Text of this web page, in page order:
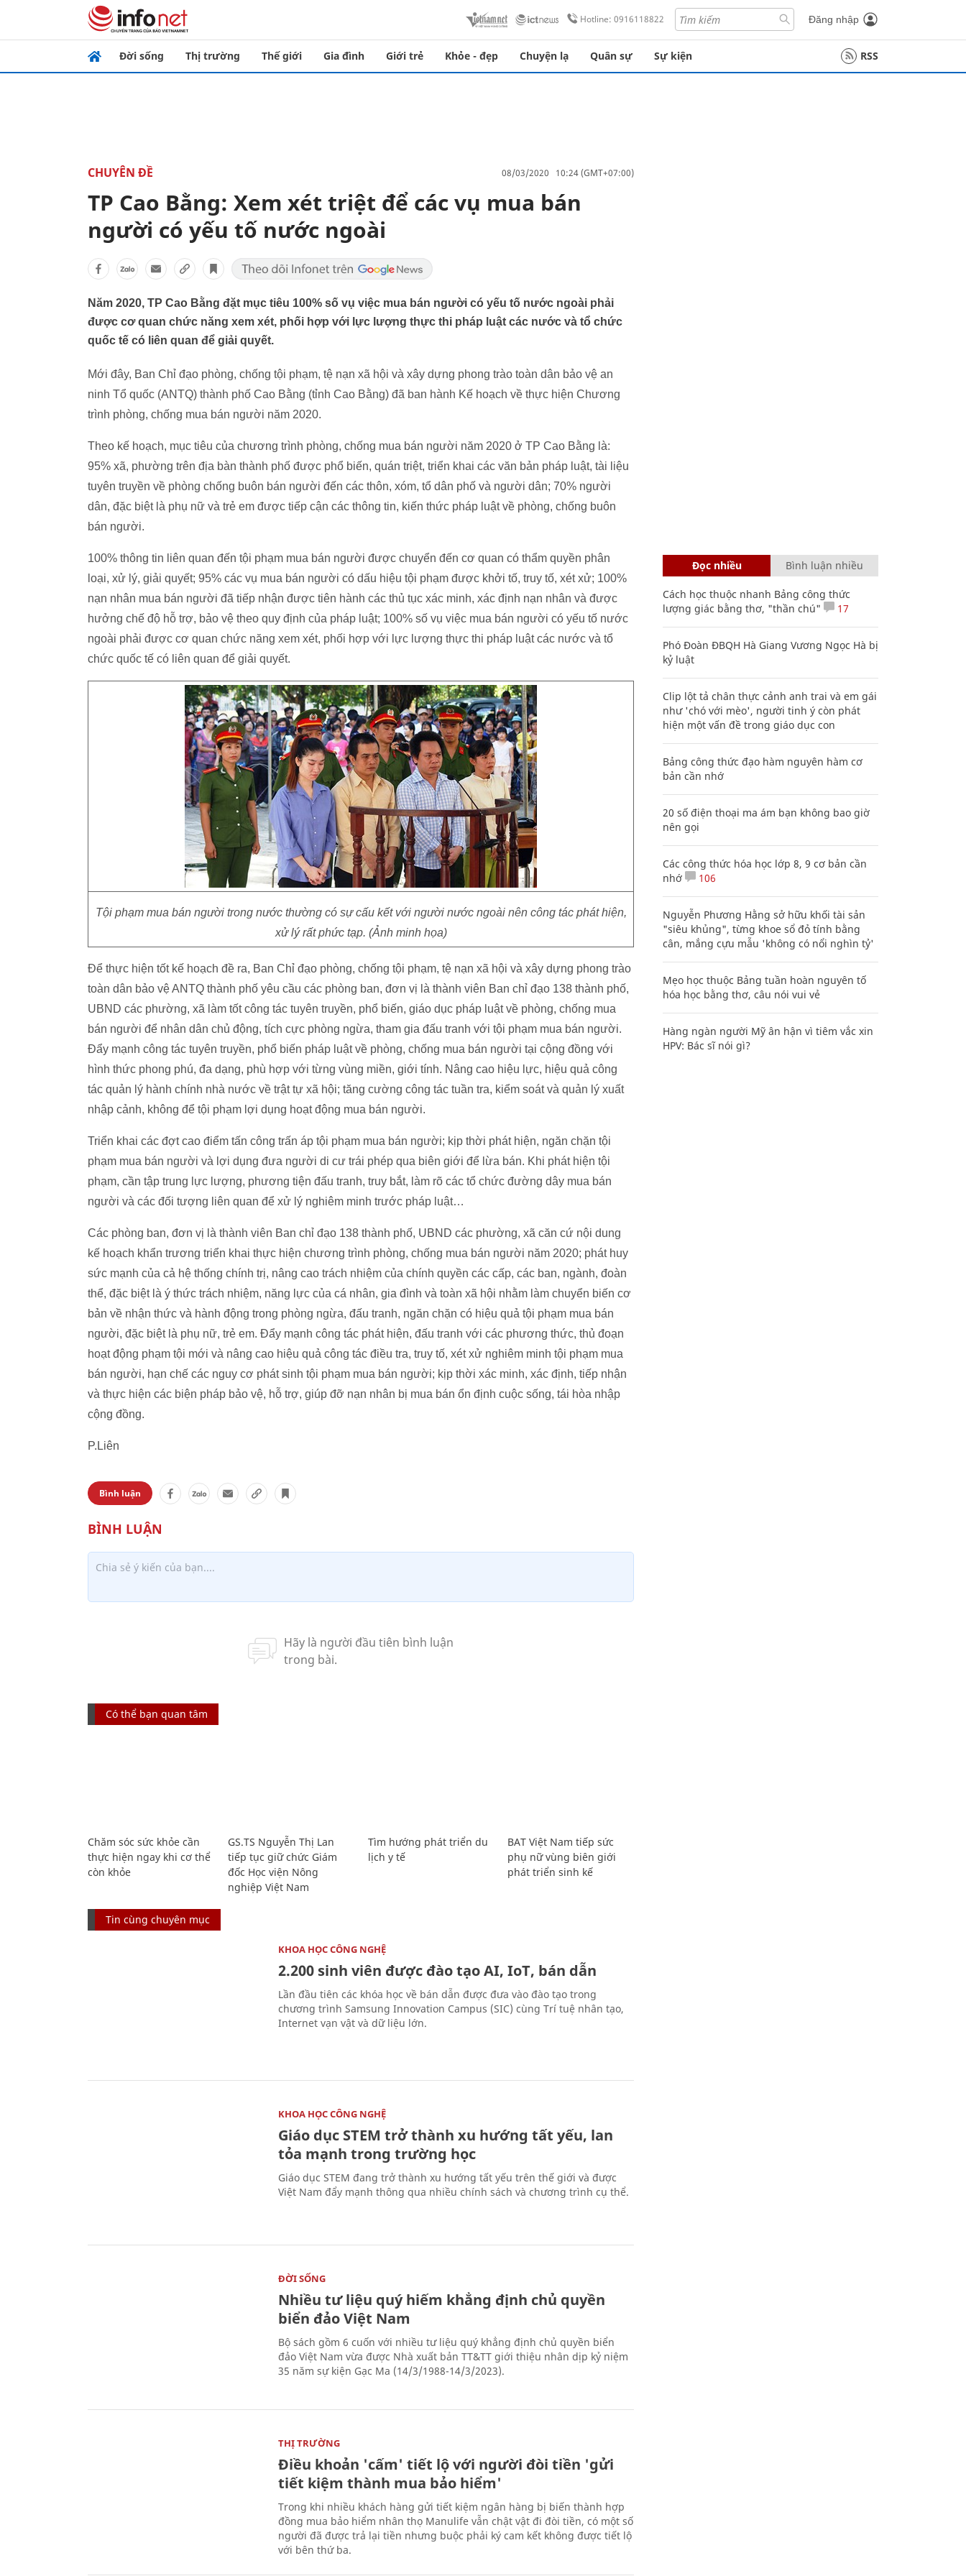
Hotline: 0916118822 Đăng nhập
Đời sống Thị trường Thế giới Gia đình Giới trẻ Khỏe - đẹp Chuyện lạ Quân sự Sự kiện RSS
CHUYÊN ĐỀ 08/03/2020 10:24 (GMT+07:00)
TP Cao Bằng: Xem xét triệt để các vụ mua bán
người có yếu tố nước ngoài
Năm 2020, TP Cao Bằng đặt mục tiêu 100% số vụ việc mua bán người có yếu tố nước ngoài phải
được cơ quan chức năng xem xét, phối hợp với lực lượng thực thi pháp luật các nước và tổ chức
quốc tế có liên quan để giải quyết.
Mới đây, Ban Chỉ đạo phòng, chống tội phạm, tệ nạn xã hội và xây dựng phong trào toàn dân bảo vệ an
ninh Tổ quốc (ANTQ) thành phố Cao Bằng (tỉnh Cao Bằng) đã ban hành Kế hoạch về thực hiện Chương
trình phòng, chống mua bán người năm 2020.
Theo kế hoạch, mục tiêu của chương trình phòng, chống mua bán người năm 2020 ở TP Cao Bằng là:
95% xã, phường trên địa bàn thành phố được phổ biến, quán triệt, triển khai các văn bản pháp luật, tài liệu
tuyên truyền về phòng chống buôn bán người đến các thôn, xóm, tổ dân phố và người dân; 70% người
dân, đặc biệt là phụ nữ và trẻ em được tiếp cận các thông tin, kiến thức pháp luật về phòng, chống buôn
bán người.
100% thông tin liên quan đến tội phạm mua bán người được chuyển đến cơ quan có thẩm quyền phân
loại, xử lý, giải quyết; 95% các vụ mua bán người có dấu hiệu tội phạm được khởi tố, truy tố, xét xử; 100%
nạn nhân mua bán người đã tiếp nhận được tiên hành các thủ tục xác minh, xác định nạn nhân và được
hưởng chế độ hỗ trợ, bảo vệ theo quy định của pháp luật; 100% số vụ việc mua bán người có yếu tố nước
ngoài phải được cơ quan chức năng xem xét, phối hợp với lực lượng thực thi pháp luật các nước và tổ
chức quốc tế có liên quan để giải quyết.
Tội phạm mua bán người trong nước thường có sự cấu kết với người nước ngoài nên công tác phát hiện,
xử lý rất phức tạp. (Ảnh minh họa)
Để thực hiện tốt kế hoạch đề ra, Ban Chỉ đạo phòng, chống tội phạm, tệ nạn xã hội và xây dựng phong trào
toàn dân bảo vệ ANTQ thành phố yêu cầu các phòng ban, đơn vị là thành viên Ban chỉ đạo 138 thành phố,
UBND các phường, xã làm tốt công tác tuyên truyền, phổ biến, giáo dục pháp luật về phòng, chống mua
bán người để nhân dân chủ động, tích cực phòng ngừa, tham gia đấu tranh với tội phạm mua bán người.
Đẩy mạnh công tác tuyên truyền, phổ biến pháp luật về phòng, chống mua bán người tại cộng đồng với
hình thức phong phú, đa dạng, phù hợp với từng vùng miền, giới tính. Nâng cao hiệu lực, hiệu quả công
tác quản lý hành chính nhà nước về trật tự xã hội; tăng cường công tác tuần tra, kiểm soát và quản lý xuất
nhập cảnh, không để tội phạm lợi dụng hoạt động mua bán người.
Triển khai các đợt cao điểm tấn công trấn áp tội phạm mua bán người; kịp thời phát hiện, ngăn chặn tội
phạm mua bán người và lợi dụng đưa người di cư trái phép qua biên giới để lừa bán. Khi phát hiện tội
phạm, cần tập trung lực lượng, phương tiện đấu tranh, truy bắt, làm rõ các tổ chức đường dây mua bán
người và các đối tượng liên quan để xử lý nghiêm minh trước pháp luật…
Các phòng ban, đơn vị là thành viên Ban chỉ đạo 138 thành phố, UBND các phường, xã căn cứ nội dung
kế hoạch khẩn trương triển khai thực hiện chương trình phòng, chống mua bán người năm 2020; phát huy
sức mạnh của cả hệ thống chính trị, nâng cao trách nhiệm của chính quyền các cấp, các ban, ngành, đoàn
thể, đặc biệt là ý thức trách nhiệm, năng lực của cá nhân, gia đình và toàn xã hội nhằm làm chuyển biến cơ
bản về nhận thức và hành động trong phòng ngừa, đấu tranh, ngăn chặn có hiệu quả tội phạm mua bán
người, đặc biệt là phụ nữ, trẻ em. Đẩy mạnh công tác phát hiện, đấu tranh với các phương thức, thủ đoạn
hoạt động phạm tội mới và nâng cao hiệu quả công tác điều tra, truy tố, xét xử nghiêm minh tội phạm mua
bán người, hạn chế các nguy cơ phát sinh tội phạm mua bán người; kịp thời xác minh, xác định, tiếp nhận
và thực hiện các biện pháp bảo vệ, hỗ trợ, giúp đỡ nạn nhân bị mua bán ổn định cuộc sống, tái hòa nhập
cộng đồng.
P.Liên
Bình luận
Có thể bạn quan tâm
Chăm sóc sức khỏe cần
thực hiện ngay khi cơ thể
còn khỏe
GS.TS Nguyễn Thị Lan
tiếp tục giữ chức Giám
đốc Học viện Nông
nghiệp Việt Nam
Tìm hướng phát triển du
lịch y tế
BAT Việt Nam tiếp sức
phụ nữ vùng biên giới
phát triển sinh kế
Tin cùng chuyên mục
KHOA HỌC CÔNG NGHỆ
2.200 sinh viên được đào tạo AI, IoT, bán dẫn
Lần đầu tiên các khóa học về bán dẫn được đưa vào đào tạo trong
chương trình Samsung Innovation Campus (SIC) cùng Trí tuệ nhân tạo,
Internet vạn vật và dữ liệu lớn.
KHOA HỌC CÔNG NGHỆ
Giáo dục STEM trở thành xu hướng tất yếu, lan
tỏa mạnh trong trường học
Giáo dục STEM đang trở thành xu hướng tất yếu trên thế giới và được
Việt Nam đẩy mạnh thông qua nhiều chính sách và chương trình cụ thể.
ĐỜI SỐNG
Nhiều tư liệu quý hiếm khẳng định chủ quyền
biển đảo Việt Nam
Bộ sách gồm 6 cuốn với nhiều tư liệu quý khẳng định chủ quyền biển
đảo Việt Nam vừa được Nhà xuất bản TT&TT giới thiệu nhân dịp kỷ niệm
35 năm sự kiện Gạc Ma (14/3/1988-14/3/2023).
THỊ TRƯỜNG
Điều khoản 'cấm' tiết lộ với người đòi tiền 'gửi
tiết kiệm thành mua bảo hiểm'
Trong khi nhiều khách hàng gửi tiết kiệm ngân hàng bị biến thành hợp
đồng mua bảo hiểm nhân thọ Manulife vẫn chật vật đi đòi tiền, có một số
người đã được trả lại tiền nhưng buộc phải ký cam kết không được tiết lộ
với bên thứ ba.
Đọc nhiều Bình luận nhiều
Cách học thuộc nhanh Bảng công thức
lượng giác bằng thơ, "thần chú"
17
Phó Đoàn ĐBQH Hà Giang Vương Ngọc Hà bị
kỷ luật
Clip lột tả chân thực cảnh anh trai và em gái
như 'chó với mèo', người tinh ý còn phát
hiện một vấn đề trong giáo dục con
Bảng công thức đạo hàm nguyên hàm cơ
bản cần nhớ
20 số điện thoại ma ám bạn không bao giờ
nên gọi
Các công thức hóa học lớp 8, 9 cơ bản cần
nhớ
106
Nguyễn Phương Hằng sở hữu khối tài sản
"siêu khủng", từng khoe sổ đỏ tính bằng
cân, mắng cựu mẫu 'không có nổi nghìn tỷ'
Mẹo học thuộc Bảng tuần hoàn nguyên tố
hóa học bằng thơ, câu nói vui vẻ
Hàng ngàn người Mỹ ân hận vì tiêm vắc xin
HPV: Bác sĩ nói gì?